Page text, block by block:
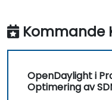
Kommande
OpenDaylight i
Optimering av